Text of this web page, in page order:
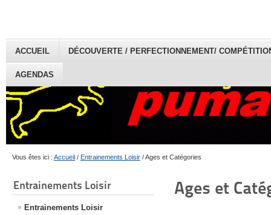
ACCUEIL DÉCOUVERTE / PERFECTIONNEMENT/
AGENDAS
Vous êtes ici : Accueil / Entrainements Loisir /Ages et Catégories
Entrainements Loisir
Entrainements Loisir
Ages et